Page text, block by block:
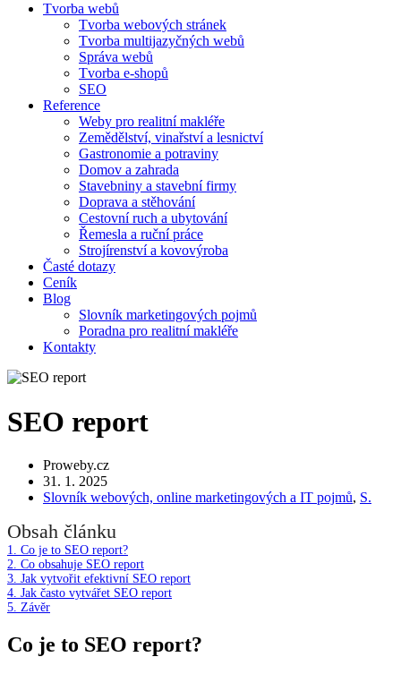
Tvorba webů
Tvorba webových stránek
Tvorba multijazyčných webů
Správa webů
Tvorba e-shopů
SEO
Reference
Weby pro realitní makléře
Zemědělství, vinařství a lesnictví
Gastronomie a potraviny
Domov a zahrada
Stavebniny a stavební firmy
Doprava a stěhování
Cestovní ruch a ubytování
Řemesla a ruční práce
Strojírenství a kovovýroba
Časté dotazy
Ceník
Blog
Slovník marketingových pojmů
Poradna pro realitní makléře
Kontakty
SEO report
Proweby.cz
31. 1. 2025
Slovník webových, online marketingových a IT pojmů, S.
Obsah článku
1. Co je to SEO report?
2. Co obsahuje SEO report
3. Jak vytvořit efektivní SEO report
4. Jak často vytvářet SEO report
5. Závěr
Co je to SEO report?